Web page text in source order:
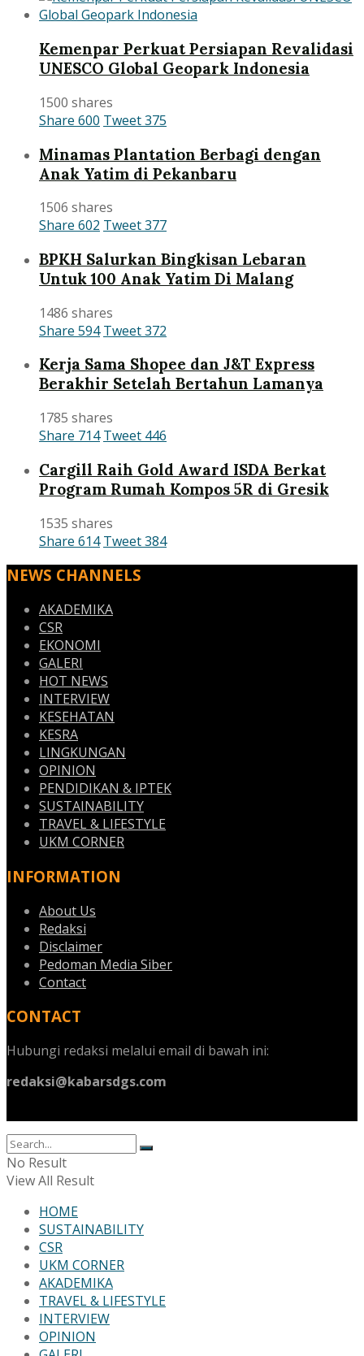
Kemenpar Perkuat Persiapan Revalidasi
UNESCO Global Geopark Indonesia
1500 shares
Share 600 Tweet375
Minamas Plantation Berbagi dengan
Anak Yatim di Pekanbaru
1506 shares
Share 602 Tweet377
BPKH Salurkan Bingkisan Lebaran
Untuk 100 Anak Yatim Di Malang
1486 shares
Share 594 Tweet372
Kerja Sama Shopee dan J&T Express
Berakhir Setelah Bertahun Lamanya
1785 shares
Share 714 Tweet 446
Cargill Raih Gold Award ISDA Berkat
Program Rumah Kompos 5R di Gresik
1535 shares
Share 614 Tweet384
NEWS CHANNELS
AKADEMIKA
CSR
EKONOMI
GALERI
HOT NEWS
INTERVIEW
KESEHATAN
KESRA
LINGKUNGAN
OPINION
PENDIDIKAN & IPTEK
SUSTAINABILITY
TRAVEL & LIFESTYLE
UKM CORNER
INFORMATION
About Us
Redaksi
Disclaimer
Pedoman Media Siber
Contact
CONTACT
Hubungi redaksi melalui email di bawah ini:
redaksi@kabarsdgs.com
No Result
View All Result
HOME
SUSTAINABILITY
CSR
UKM CORNER
AKADEMIKA
TRAVEL & LIFESTYLE
INTERVIEW
OPINION